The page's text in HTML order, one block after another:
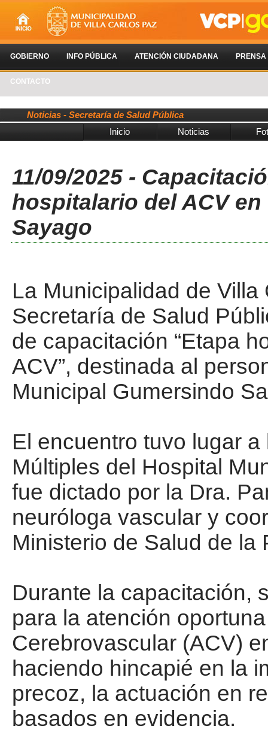
GOBIERNO INFO PÚBLICA ATENCIÓN CIUDADANA PRENSA
CONTACTO
Noticias - Secretaría de Salud Pública
Inicio
Noticias
11/09/2025 -
hospitalario del ACV
Sayago
La Municipalidad de
Secretaría de Salud
de capacitación “Etapa
ACV”, destinada al
Municipal Gumersindo
El encuentro tuvo lugar
Múltiples del Hospital
fue dictado por la Dra.
neuróloga vascular y
Ministerio de Salud de la
Durante la capacitación,
para la atención
Cerebrovascular (ACV)
haciendo hincapié en la
precoz, la actuación en
basados en evidencia.